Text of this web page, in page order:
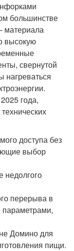
большинстве
материала
высокую
свернутой
нагреваться
года,
доступа без
выбор
недолгого
перерыва в
Домино для
пищи.